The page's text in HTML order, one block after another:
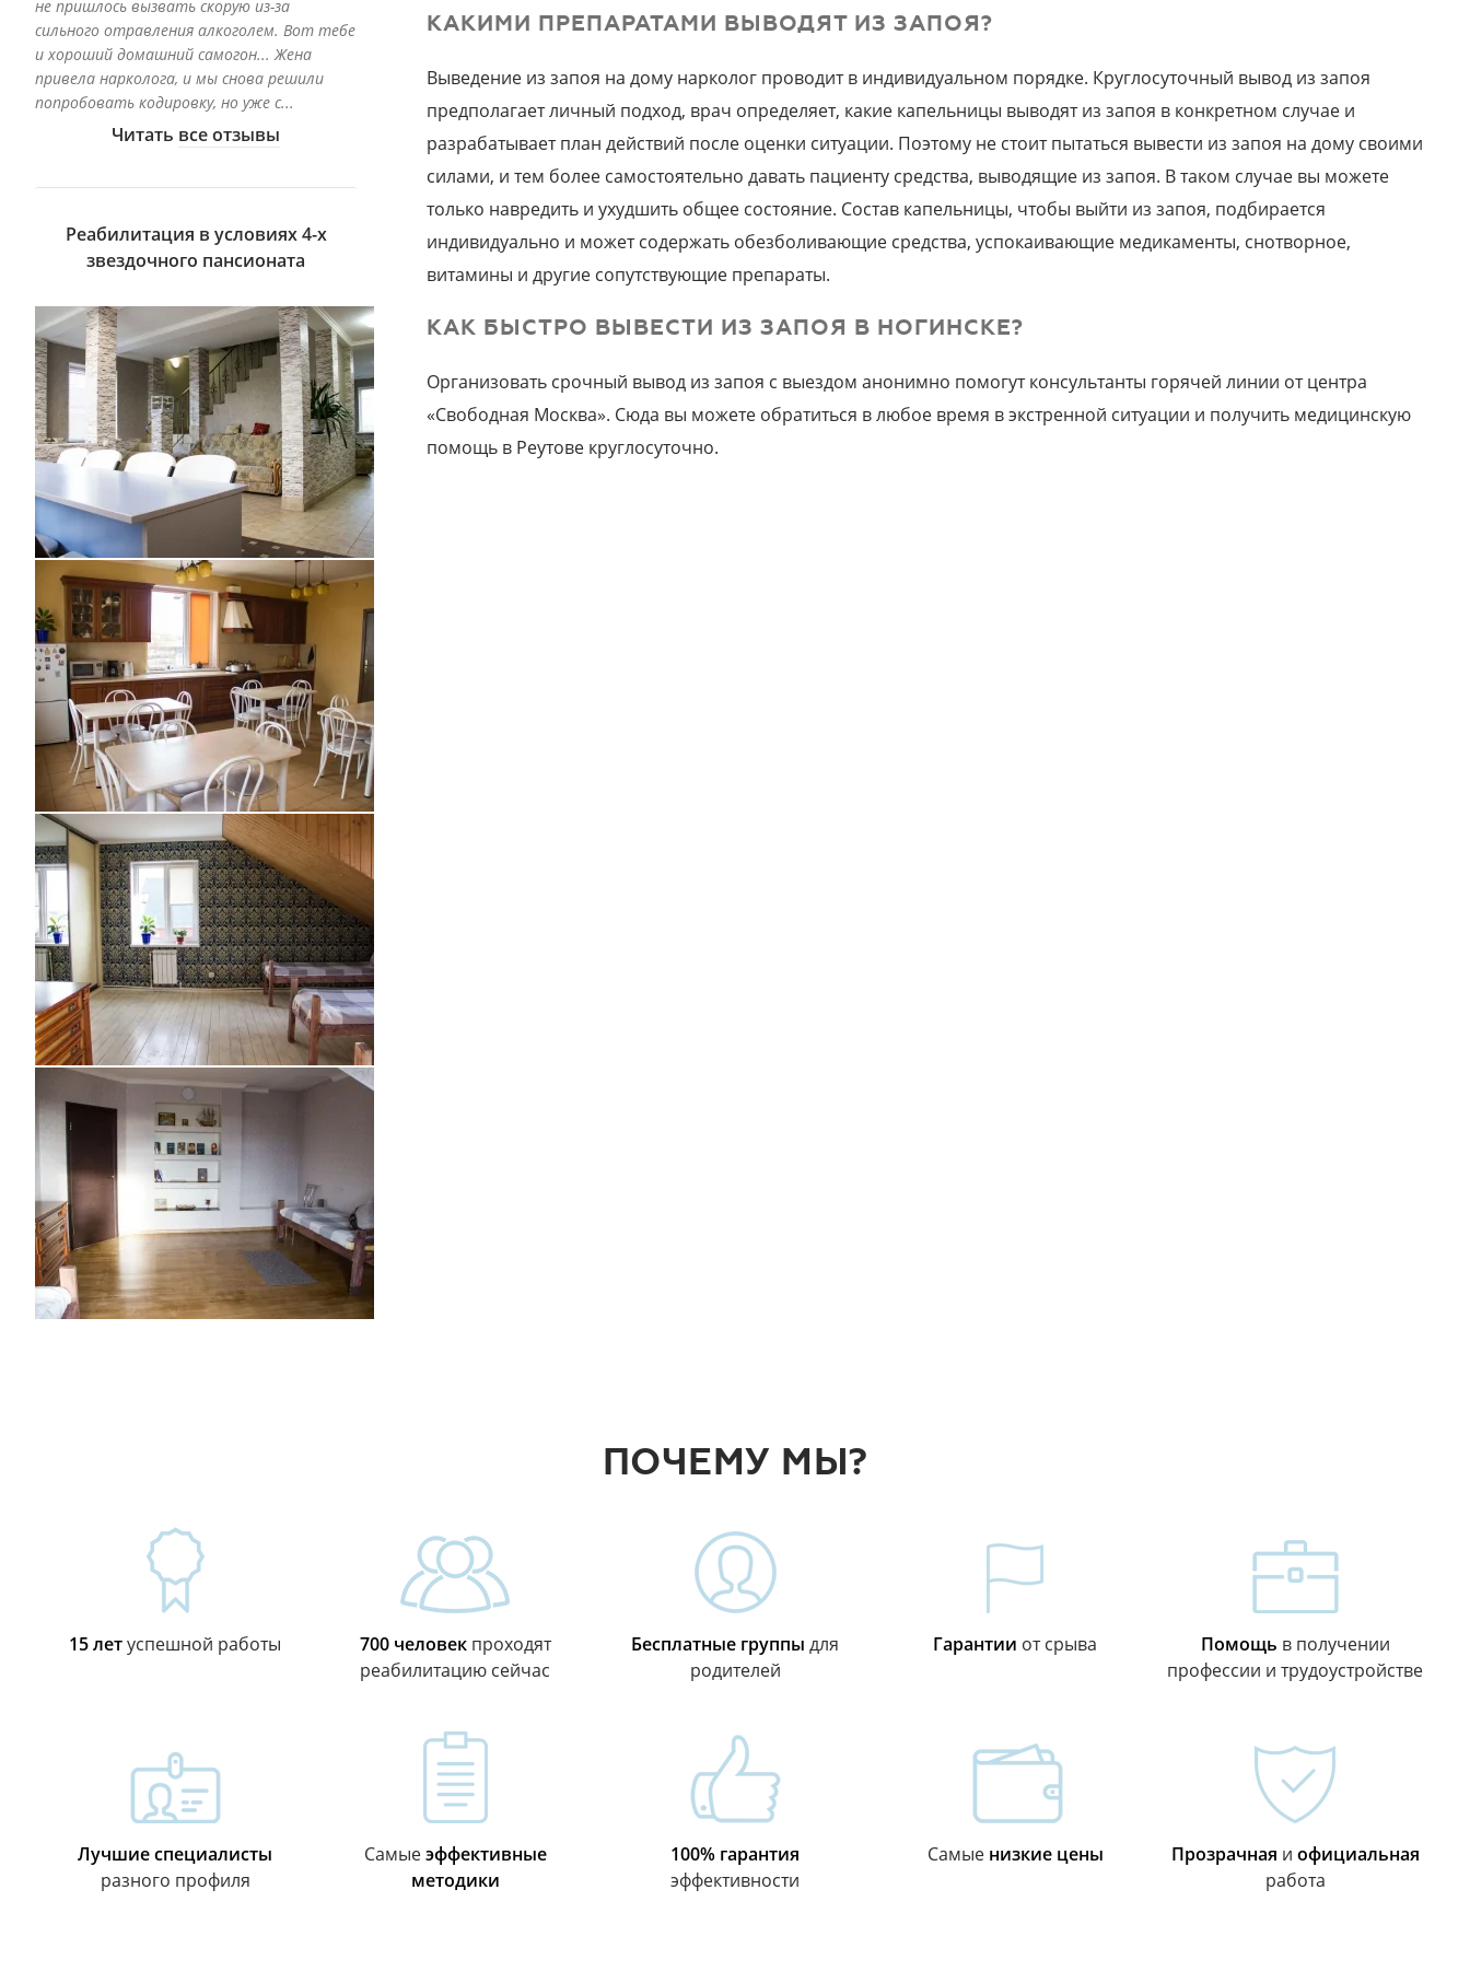
КАКИМИ ПРЕПАРАТАМИ ВЫВОДЯТ ИЗ ЗАПОЯ?
Выведение из запоя на дому нарколог проводит в индивидуальном порядке. Круглосуточный вывод из запоя
предполагает личный подход, врач определяет, какие капельницы выводят из запоя в конкретном случае и
разрабатывает план действий после оценки ситуации. Поэтому не стоит пытаться вывести из запоя на дому своими
силами, и тем более самостоятельно давать пациенту средства, выводящие из запоя. В таком случае вы можете
только навредить и ухудшить общее состояние. Состав капельницы, чтобы выйти из запоя, подбирается
индивидуально и может содержать обезболивающие средства, успокаивающие медикаменты, снотворное,
витамины и другие сопутствующие препараты.
КАК БЫСТРО ВЫВЕСТИ ИЗ ЗАПОЯ В НОГИНСКЕ?
Организовать срочный вывод из запоя с выездом анонимно помогут консультанты горячей линии от центра
«Свободная Москва». Сюда вы можете обратиться в любое время в экстренной ситуации и получить медицинскую
помощь в Реутове круглосуточно.
не пришлось вызвать скорую из-за
сильного отравления алкоголем. Вот тебе
и хороший домашний самогон... Жена
привела нарколога, и мы снова решили
попробовать кодировку, но уже с...
Читать все отзывы
Реабилитация в условиях 4-х
звездочного пансионата
ПОЧЕМУ МЫ?
15 летуспешной работы 700 человекпроходят
реабилитацию сейчас
Бесплатные группы для
родителей
Гарантии от срыва Помощь в получении
профессии и трудоустройстве
Лучшие специалисты
разного профиля
Самыеэффективные
методики
100% гарантия
эффективности
Самые низкие цены Прозрачная и официальная
работа